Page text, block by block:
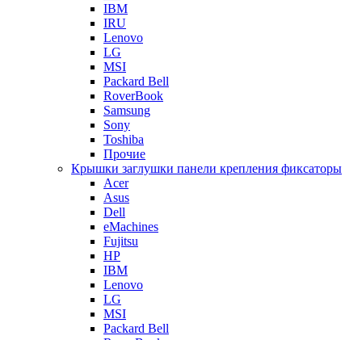
IBM
IRU
Lenovo
LG
MSI
Packard Bell
RoverBook
Samsung
Sony
Toshiba
Прочие
Крышки заглушки панели крепления фиксаторы
Acer
Asus
Dell
eMachines
Fujitsu
HP
IBM
Lenovo
LG
MSI
Packard Bell